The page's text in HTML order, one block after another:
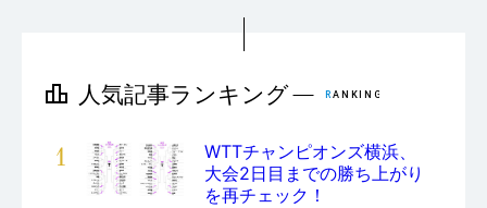
1
WTTチャンピオンズ横浜、
大会2日目までの勝ち上がり
を再チェック！